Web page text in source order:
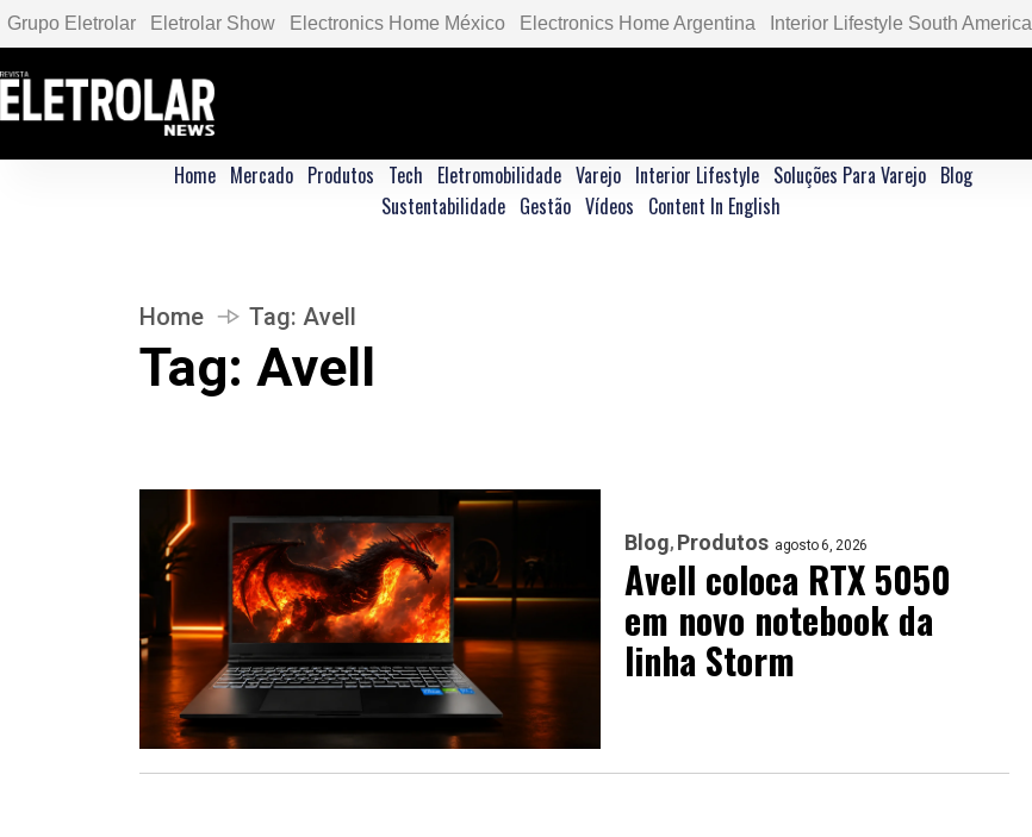
Grupo Eletrolar Eletrolar Show Electronics Home México Electronics Home Argentina Interior Lifestyle South America
Home Mercado Produtos Tech Eletromobilidade Varejo Interior Lifestyle Soluções Para Varejo Blog
Sustentabilidade Gestão Vídeos Content In English
Home Tag: Avell
Tag: Avell
Blog Produtos agosto 6, 2026
Avell coloca RTX 5050
em novo notebook da
linha Storm